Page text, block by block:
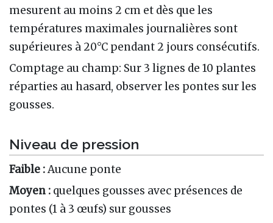
mesurent au moins 2 cm et dès que les
températures maximales journalières sont
supérieures à 20°C pendant 2 jours consécutifs.
Comptage au champ: Sur 3 lignes de 10 plantes
réparties au hasard, observer les pontes sur les
gousses.
Niveau de pression
Faible :Aucune ponte
Moyen : quelques gousses avec présences de
pontes (1 à 3 œufs) sur gousses